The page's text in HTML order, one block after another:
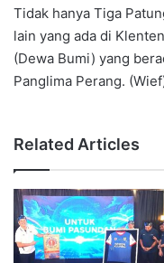
Tidak hanya Tiga
lain yang ada di
(Dewa Bumi) yang
Panglima Perang.
Related Articles